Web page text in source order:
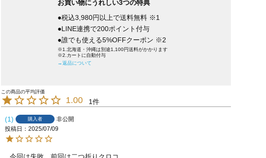
お買い物にうれしい3つの特典
●税込3,980円以上で送料無料 ※1
●LINE連携で200ポイント付与
●誰でも使える5%OFFクーポン ※2
※1.北海道・沖縄は別途1,100円送料がかかります
※2.カートに自動付与
→返品について
1.00 1
1 購入者
非公開
投稿日
2025/07/09
今回は失敗、前回は二つ折りクロコ